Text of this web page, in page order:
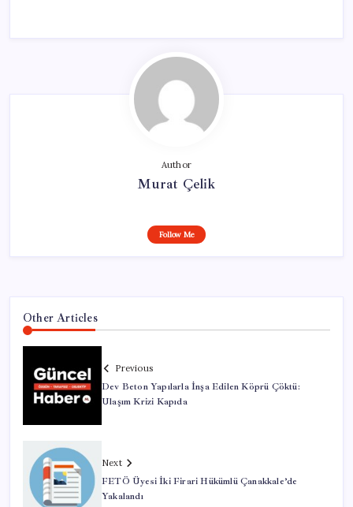
Author
Murat Çelik
Follow Me
Other Articles
Previous
Dev Beton Yapılarla İnşa Edilen Köprü Çöktü:
Ulaşım Krizi Kapıda
Next
FETÖ Üyesi İki Firari Hükümlü Çanakkale’de
Yakalandı